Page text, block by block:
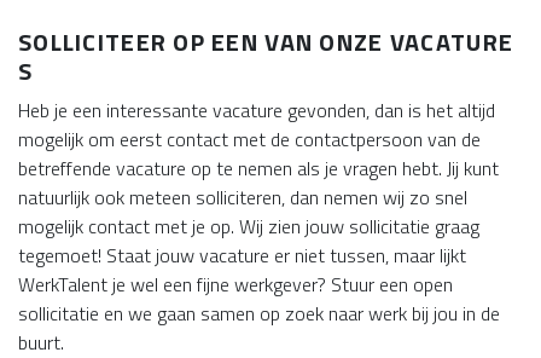
SOLLICITEER OP EEN VAN ONZE VACATURE
S
Heb je een interessante vacature gevonden, dan is het altijd
mogelijk om eerst contact met de contactpersoon van de
betreffende vacature op te nemen als je vragen hebt. Jij kunt
natuurlijk ook meteen solliciteren, dan nemen wij zo snel
mogelijk contact met je op. Wij zien jouw sollicitatie graag
tegemoet! Staat jouw vacature er niet tussen, maar lijkt
WerkTalent je wel een fijne werkgever? Stuur een open
sollicitatie en we gaan samen op zoek naar werk bij jou in de
buurt.